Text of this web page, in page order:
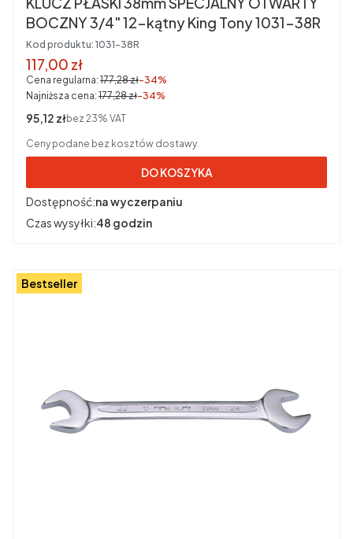
BOCZNY 3/4" 12-kątny King Tony 1031-38R
Kod produktu: 1031-38R
Cena promocyjna brutto
117,00 zł
Cena regularna: 177,28 zł-34%
Najniższa cena: 177,28 zł-34%
Cena netto
95,12 złbez 23% VAT
Ceny podane bez kosztów dostawy.
DO KOSZYKA
Dostępność:na wyczerpaniu
Czas wysyłki:48 godzin
Bestseller